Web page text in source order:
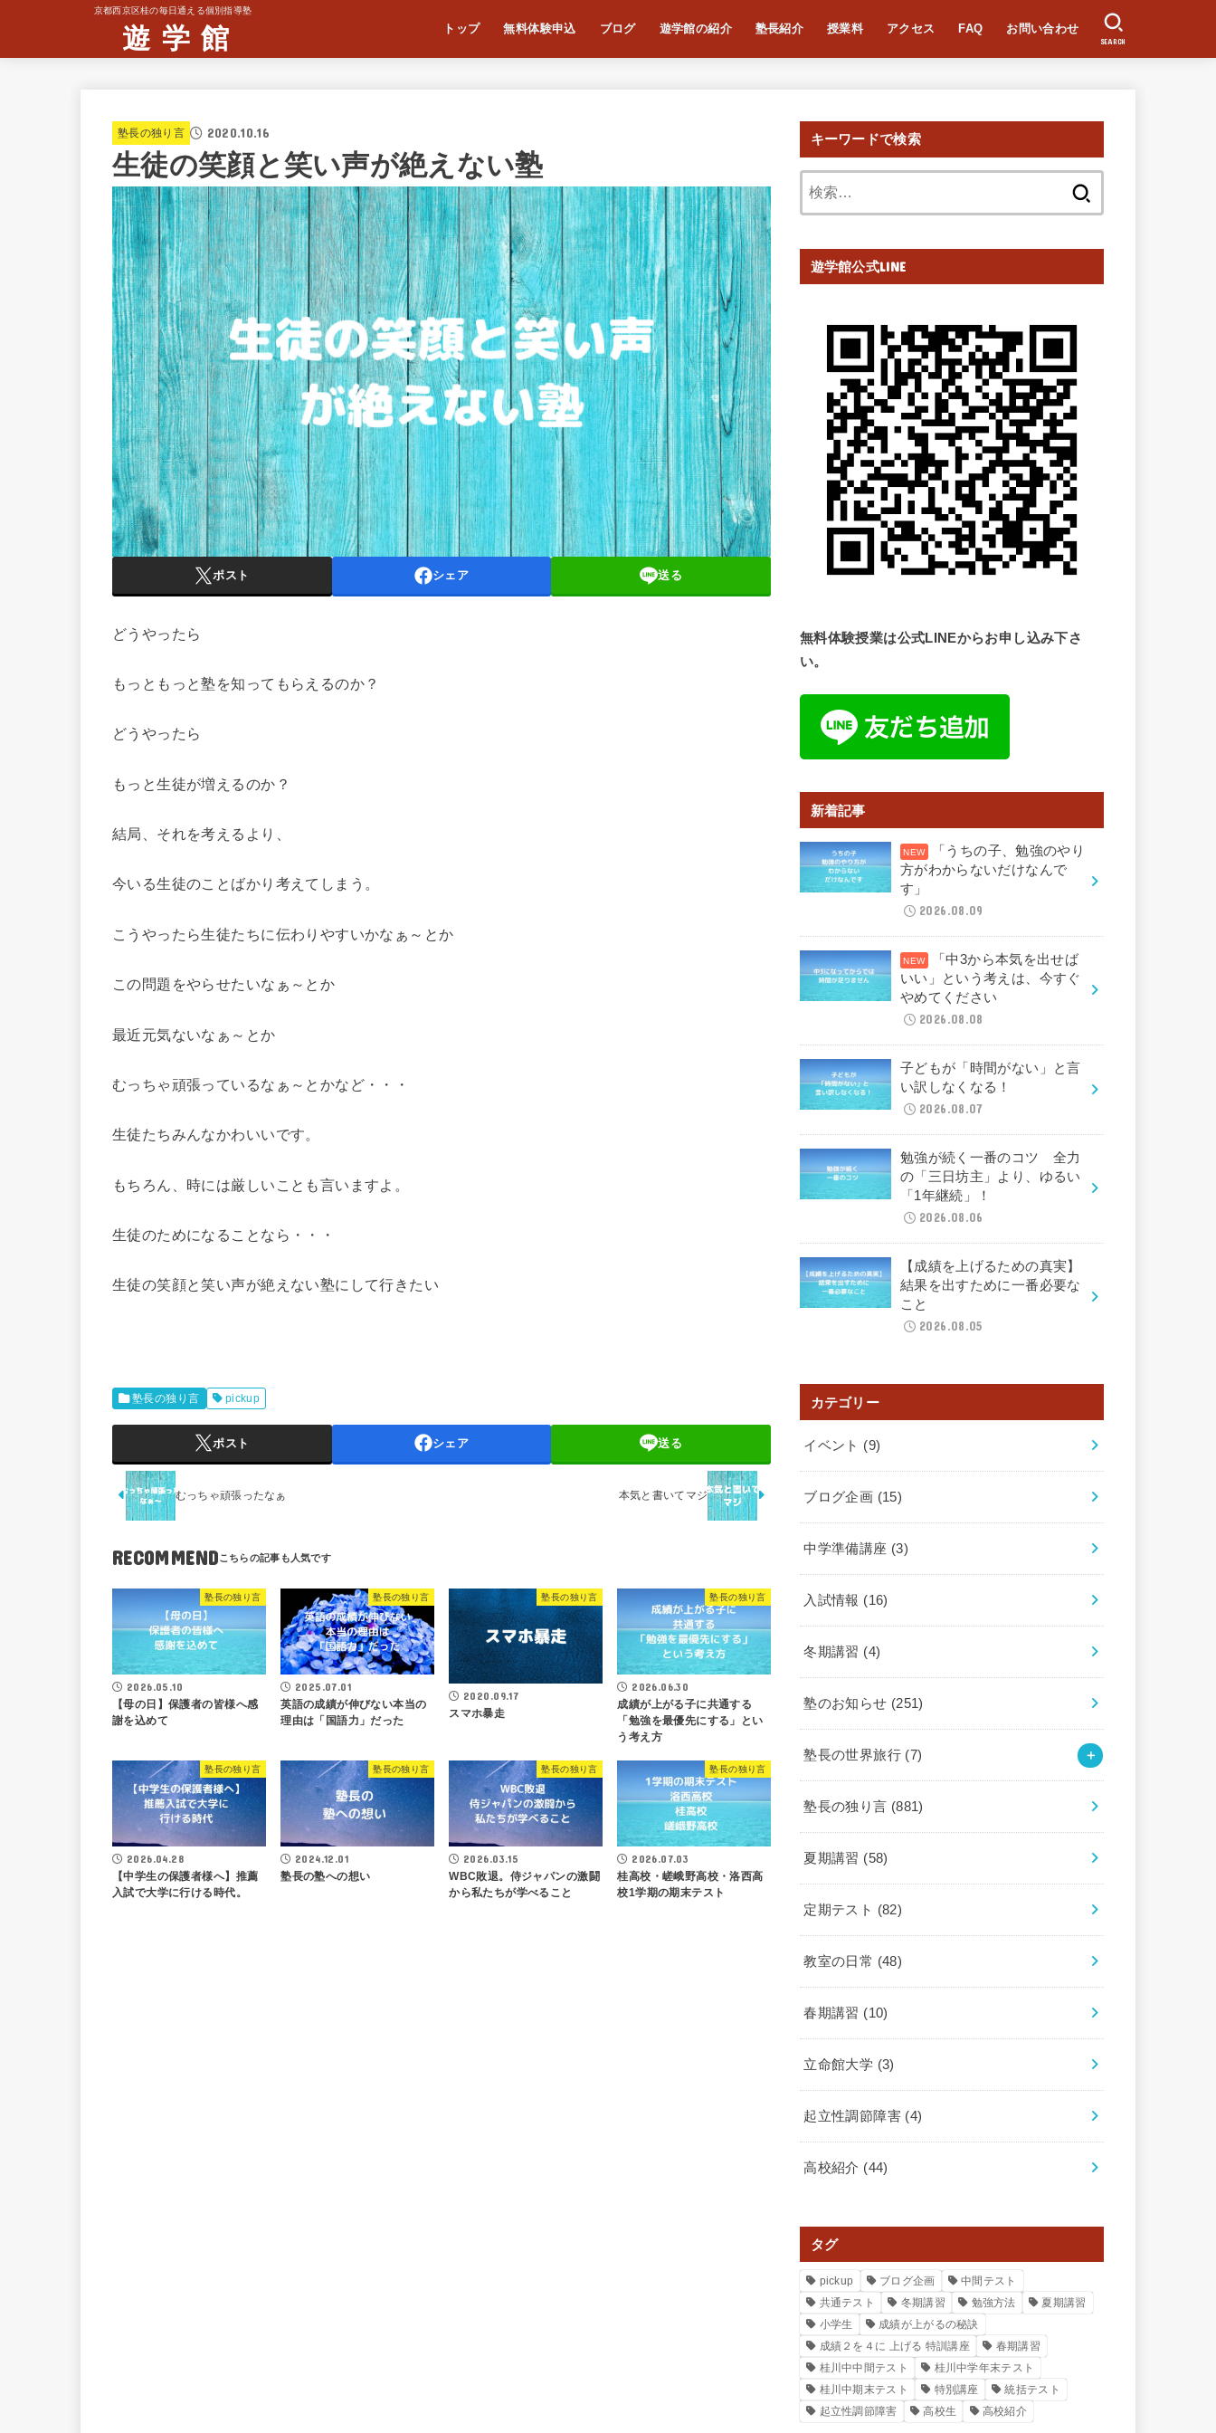
京都西京区桂の毎日通える個別指導塾
遊 学 館 トップ 無料体験申込 ブログ 遊学館の紹介 塾長紹介 授業料 アクセス FAQ お問い合わせ
SEARCH
塾長の独り言 2020.10.16
生徒の笑顔と笑い声が絶えない塾
ポスト シェア 送る
どうやったら
もっともっと塾を知ってもらえるのか？
どうやったら
もっと生徒が増えるのか？
結局、それを考えるより、
今いる生徒のことばかり考えてしまう。
こうやったら生徒たちに伝わりやすいかなぁ～とか
この問題をやらせたいなぁ～とか
最近元気ないなぁ～とか
むっちゃ頑張っているなぁ～とかなど・・・
生徒たちみんなかわいいです。
もちろん、時には厳しいことも言いますよ。
生徒のためになることなら・・・
生徒の笑顔と笑い声が絶えない塾にして行きたい
塾長の独り言 pickup
ポスト シェア 送る
むっちゃ頑張ったなぁ 本気と書いてマジ
RECOMMEND
塾長の独り言
2026.05.10
【母の日】保護者の皆様へ感
謝を込めて
塾長の独り言
2025.07.01
英語の成績が伸びない本当の
理由は「国語力」だった
塾長の独り言
2020.09.17
スマホ暴走
塾長の独り言
2026.06.30
成績が上がる子に共通する
「勉強を最優先にする」とい
う考え方
塾長の独り言
2026.04.28
【中学生の保護者様へ】推薦
入試で大学に行ける時代。
塾長の独り言
2024.12.01
塾長の塾への想い
塾長の独り言
2026.03.15
WBC敗退。侍ジャパンの激闘
から私たちが学べること
塾長の独り言
2026.07.03
桂高校・嵯峨野高校・洛西高
校1学期の期末テスト
キーワードで検索
遊学館公式LINE
無料体験授業は公式LINEからお申し込み下さ
い。
新着記事
「うちの子、勉強のやり
方がわからないだけなんで
す」
2026.08.09
「中3から本気を出せば
いい」という考えは、今すぐ
やめてください
2026.08.08
子どもが「時間がない」と言
い訳しなくなる！
2026.08.07
勉強が続く一番のコツ 全力
の「三日坊主」より、ゆるい
「1年継続」！
2026.08.06
【成績を上げるための真実】
結果を出すために一番必要な
こと
2026.08.05
カテゴリー
イベント (9)
ブログ企画 (15)
中学準備講座 (3)
入試情報 (16)
冬期講習 (4)
塾のお知らせ (251)
塾長の世界旅行 (7)
塾長の独り言 (881)
夏期講習 (58)
定期テスト (82)
教室の日常 (48)
春期講習 (10)
立命館大学 (3)
起立性調節障害 (4)
高校紹介 (44)
タグ
pickup ブログ企画
中間テスト
共通テスト
冬期講習 勉強方法
夏期講習
小学生
成績が上がるの秘訣
成績２を４に 上げる 特訓講座
春期講習
桂川中中間テスト
桂川中学年末テスト
桂川中期末テスト
特別講座
統括テスト
起立性調節障害
高校生 高校紹介